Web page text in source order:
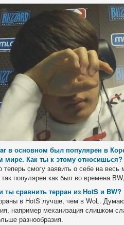
в основном был популярен в
мире. Как ты к этому относишься?
смогу заявить о себе на
популярен как был во времена
сравнить терран из HotS и BW?
в HotS лучше, чем в WoL.
например механизация слишком
разнообразия.